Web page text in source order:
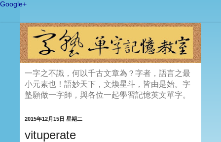
Google+
一字之不識，何以千古文章為？字者，語言之最
小元素也！語妙天下，文煥星斗，皆由是始。字
塾願做一字師，與各位一起學習記憶英文單字。
2015年12月15日 星期二
vituperate